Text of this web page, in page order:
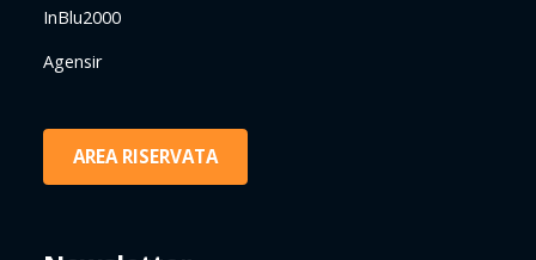
InBlu2000
Agensir
AREA RISERVATA